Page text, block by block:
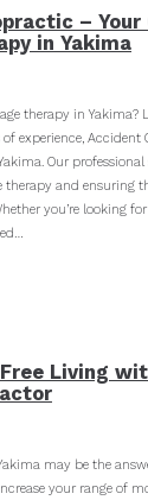
– Your
in Yakima
therapy in
experience,
Our
therapy and ensuring
you’re looking
Living
may be the
your range of